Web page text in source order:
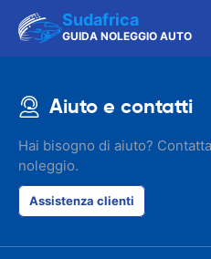
Sudafrica
GUIDA NOLEGGIO AUTO
Aiuto e contatti
Hai bisogno di aiuto?
noleggio.
Assistenza clienti